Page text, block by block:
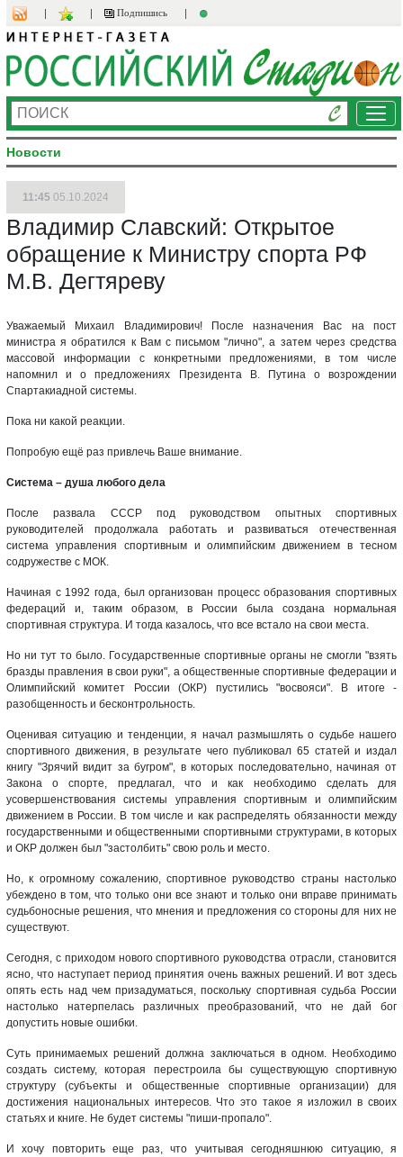
Подпишись
Новости
11:45 05.10.2024
Владимир Славский: Открытое
обращение к Министру спорта РФ
М.В. Дегтяреву
Уважаемый Михаил Владимирович! После назначения Вас на пост
министра я обратился к Вам с письмом "лично", а затем через средства
массовой информации с конкретными предложениями, в том числе
напомнил и о предложениях Президента В. Путина о возрождении
Спартакиадной системы.
Пока ни какой реакции.
Попробую ещё раз привлечь Ваше внимание.
Система – душа любого дела
После развала СССР под руководством опытных спортивных
руководителей продолжала работать и развиваться отечественная
система управления спортивным и олимпийским движением в тесном
содружестве с МОК.
Начиная с 1992 года, был организован процесс образования спортивных
федераций и, таким образом, в России была создана нормальная
спортивная структура. И тогда казалось, что все встало на свои места.
Но ни тут то было. Государственные спортивные органы не смогли "взять
бразды правления в свои руки", а общественные спортивные федерации и
Олимпийский комитет России (ОКР) пустились "восвояси". В итоге -
разобщенность и бесконтрольность.
Оценивая ситуацию и тенденции, я начал размышлять о судьбе нашего
спортивного движения, в результате чего публиковал 65 статей и издал
книгу "Зрячий видит за бугром", в которых последовательно, начиная от
Закона о спорте, предлагал, что и как необходимо сделать для
усовершенствования системы управления спортивным и олимпийским
движением в России. В том числе и как распределять обязанности между
государственными и общественными спортивными структурами, в которых
и ОКР должен был "застолбить" свою роль и место.
Но, к огромному сожалению, спортивное руководство страны настолько
убеждено в том, что только они все знают и только они вправе принимать
судьбоносные решения, что мнения и предложения со стороны для них не
существуют.
Сегодня, с приходом нового спортивного руководства отрасли, становится
ясно, что наступает период принятия очень важных решений. И вот здесь
опять есть над чем призадуматься, поскольку спортивная судьба России
настолько натерпелась различных преобразований, что не дай бог
допустить новые ошибки.
Суть принимаемых решений должна заключаться в одном. Необходимо
создать систему, которая перестроила бы существующую спортивную
структуру (субъекты и общественные спортивные организации) для
достижения национальных интересов. Что это такое я изложил в своих
статьях и книге. Не будет системы "пиши-пропало".
И хочу повторить еще раз, что учитывая сегодняшнюю ситуацию, я